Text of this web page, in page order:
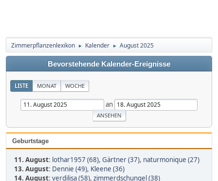
Zimmerpflanzenlexikon ► Kalender ► August 2025
Bevorstehende Kalender-Ereignisse
LISTE MONAT WOCHE
an
Geburtstage
11. August: lothar1957 (68), Gärtner (37), naturmonique (27)
13. August: Dennie (49), Kleene (36)
14. August: verdilisa (58), zimmerdschungel (38)